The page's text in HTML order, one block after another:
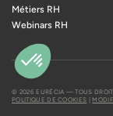
Métiers RH
Webinars RH
© 2026 EURÉCIA — TOUS
POLITIQUE DE COOKIES |